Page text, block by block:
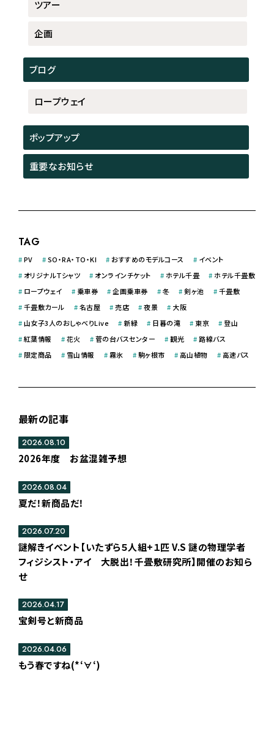
ツアー
企画
ブログ
ロープウェイ
ポップアップ
重要なお知らせ
TAG
#PV #SO・RA・TO・KI #おすすめのモデルコース # イベント
# オリジナルＴシャツ # オンラインチケット # ホテル千畳 # ホテル千畳敷
# ロープウェイ # 乗車券 #企画乗車券 #冬 #剣ヶ池 #千畳敷
#千畳敷カール #名古屋 #売店 #夜景 # 大阪
#山女子3人のおしゃべりLive # 新緑 # 日暮の滝 #東京 #登山
#紅葉情報 #花火 #菅の台バスセンター # 観光 # 路線バス
# 限定商品 # 雪山情報 #霧氷 #駒ヶ根市 #高山植物 #高速バス
最新の記事
2026年度 お盆混雑予想
2026.08.10
夏だ！新商品だ！
2026.08.04
謎解きイベント【いたずら５人組+１匹 V.S 謎の物理学者
フィジシスト・アイ 大脱出！千畳敷研究所】開催のお知ら
せ
2026.07.20
宝剣号と新商品
2026.04.17
もう春ですね(*‘∀‘)
2026.04.06